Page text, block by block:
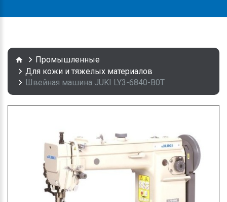
Промышленные
Для кожи и тяжелых материалов
Швейная машина JUKI LY3-6840-B0T